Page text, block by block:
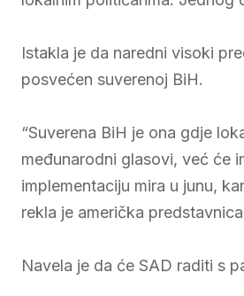
Istakla je da naredni visoki
posvećen suverenoj BiH.
“Suverena BiH je ona gdje
međunarodni glasovi, već će
implementaciju mira u junu,
rekla je američka
Navela je da će SAD raditi s